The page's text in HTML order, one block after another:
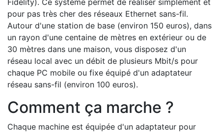
Fidelity). Ce système permet de réaliser simplement et
pour pas très cher des réseaux Ethernet sans-fil.
Autour d'une station de base (environ 150 euros), dans
un rayon d'une centaine de mètres en extérieur ou de
30 mètres dans une maison, vous disposez d'un
réseau local avec un débit de plusieurs Mbit/s pour
chaque PC mobile ou fixe équipé d'un adaptateur
réseau sans-fil (environ 100 euros).
Comment ça marche ?
Chaque machine est équipée d'un adaptateur pour